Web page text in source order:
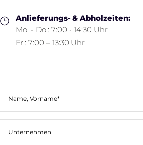
Anlieferungs- & Abholzeiten:
Mo. - Do.: 7:00 - 14:30 Uhr
Fr.: 7:00 – 13:30 Uhr